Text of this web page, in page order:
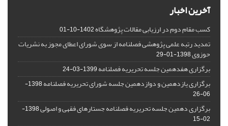
آخرین اخبار
کسب مقام دوم در ارزیابی مقالات پژوهشگاه1402-10-01
تمدید رتبه علمی پژوهشی فصلنامه از سوی شورای اعطای مجوز به نشریات
حوزوی1398-01-29
برگزاری هفدهمین جلسه تحریریه فصلنامه1399-03-24
برگزاری یازدهمین و دوازدهمین جلسه شورای تحریریه فصلنامه
1398-
06-26
برگزاری دهمین جلسه تحریریه فصلنامه جستارهای فقهی و اصولی
1398-
02-15